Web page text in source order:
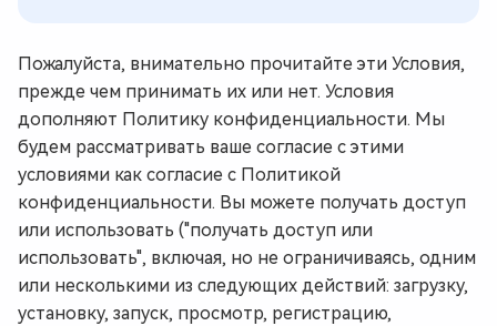
Пожалуйста, внимательно прочитайте эти Условия,
прежде чем принимать их или нет. Условия
дополняют Политику конфиденциальности. Мы
будем рассматривать ваше согласие с этими
условиями как согласие с Политикой
конфиденциальности. Вы можете получать доступ
или использовать ("получать доступ или
использовать", включая, но не ограничиваясь, одним
или несколькими из следующих действий: загрузку,
установку, запуск, просмотр, регистрацию,